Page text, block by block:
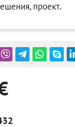
проект.